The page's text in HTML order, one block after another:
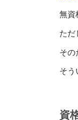
無資
ただ
その
そう
資